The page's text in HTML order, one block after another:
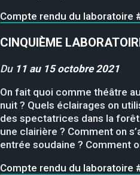
Compte rendu du laboratoire
CINQUIÈME
Du 11 au 15 octobre 2021
On fait quoi comme théâtre
nuit ? Quels éclairages on
des spectatrices dans la forêt
une clairière ? Comment on
entrée soudaine ? Comment
Compte rendu du laboratoire